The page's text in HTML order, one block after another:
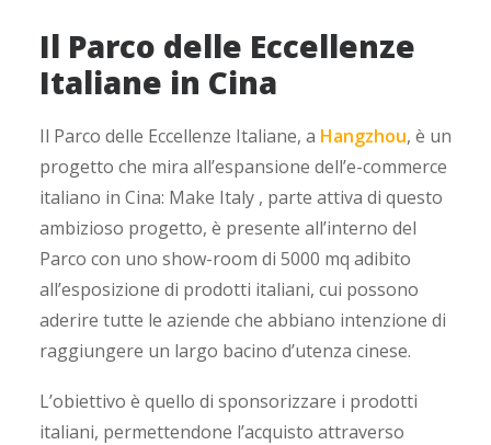
Il Parco delle Eccellenze
Italiane in Cina
Il Parco delle Eccellenze Italiane, a Hangzhou, è un
progetto che mira all’espansione dell’e-commerce
italiano in Cina: Make Italy , parte attiva di questo
ambizioso progetto, è presente all’interno del
Parco con uno show-room di 5000 mq adibito
all’esposizione di prodotti italiani, cui possono
aderire tutte le aziende che abbiano intenzione di
raggiungere un largo bacino d’utenza cinese.
L’obiettivo è quello di sponsorizzare i prodotti
italiani, permettendone l’acquisto attraverso